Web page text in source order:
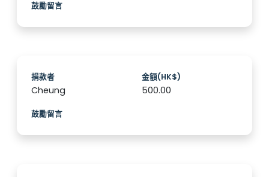
鼓勵留言
捐款者
Cheung
金額(HK$)
500.00
鼓勵留言